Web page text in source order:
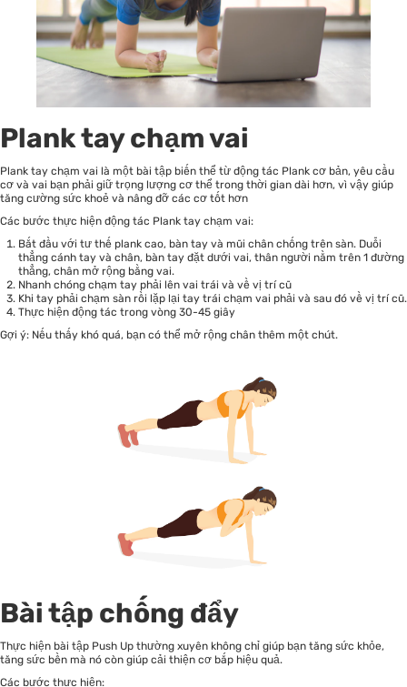
Plank tay chạm vai
Plank tay chạm vai là một bài tập biến thể từ động tác Plank cơ bản, yêu cầu
cơ và vai bạn phải giữ trọng lượng cơ thể trong thời gian dài hơn, vì vậy giúp
tăng cường sức khoẻ và nâng đỡ các cơ tốt hơn
Các bước thực hiện động tác Plank tay chạm vai:
Bắt đầu với tư thế plank cao, bàn tay và mũi chân chống trên sàn. Duỗi
thẳng cánh tay và chân, bàn tay đặt dưới vai, thân người nằm trên 1 đường
thẳng, chân mở rộng bằng vai.
Nhanh chóng chạm tay phải lên vai trái và về vị trí cũ
Khi tay phải chạm sàn rồi lặp lại tay trái chạm vai phải và sau đó về vị trí cũ.
Thực hiện động tác trong vòng 30-45 giây
Gợi ý: Nếu thấy khó quá, bạn có thể mở rộng chân thêm một chút.
Bài tập chống đẩy
Thực hiện bài tập Push Up thường xuyên không chỉ giúp bạn tăng sức khỏe,
tăng sức bền mà nó còn giúp cải thiện cơ bắp hiệu quả.
Các bước thực hiện: